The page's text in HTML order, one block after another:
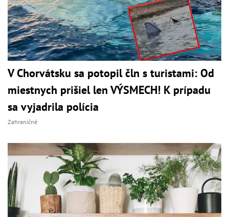
V Chorvátsku sa potopil čln s turistami: Od
miestnych prišiel len VÝSMECH! K prípadu
sa vyjadrila polícia
Zahraničné